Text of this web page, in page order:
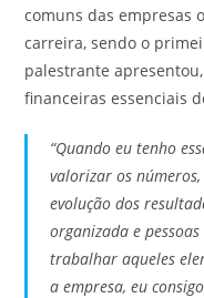
comuns das empresas
carreira, sendo o
palestrante
financeiras essenciais
“Quando eu tenho
valorizar os
evolução dos
organizada e
trabalhar aqueles
a empresa, eu